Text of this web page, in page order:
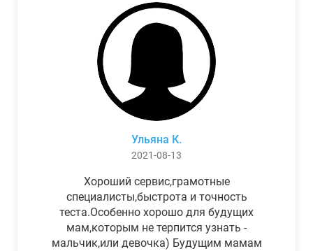
Ульяна К.
2021-08-13
Хороший сервис,грамотные
специалисты,быстрота и точность
теста.Особенно хорошо для будущих
мам,которым не терпится узнать -
мальчик,или девочка) Будущим мамам